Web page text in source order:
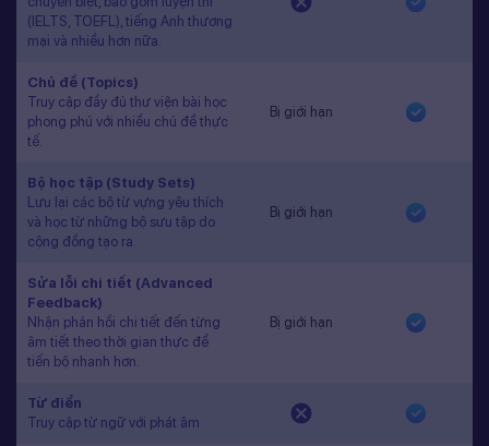
(IELTS, TOEFL), tiếng Anh thương
mại và nhiều hơn nữa.
Chủ đề (Topics)
Truy cập đầy đủ thư viện bài học
phong phú với nhiều chủ đề thực
tế.
Bị giới hạn
Bộ học tập (Study Sets)
Lưu lại các bộ từ vựng yêu thích
và học từ những bộ sưu tập do
cộng đồng tạo ra.
Bị giới hạn
Sửa lỗi chi tiết (Advanced
Feedback)
Nhận phản hồi chi tiết đến từng
âm tiết theo thời gian thực để
tiến bộ nhanh hơn.
Bị giới hạn
Từ điển
Truy cập từ ngữ với phát âm